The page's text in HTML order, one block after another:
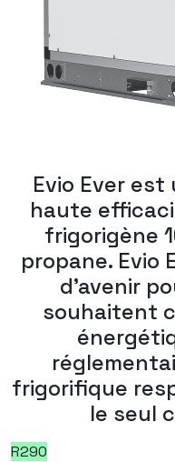
Evio Ever
haute
frigorigène
propane. Evio
d’avenir
souhaitent
frigorifique
le seul
R290